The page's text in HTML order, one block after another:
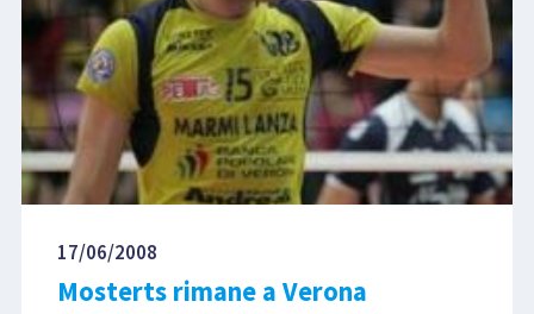
17/06/2008
Mosterts rimane a Verona